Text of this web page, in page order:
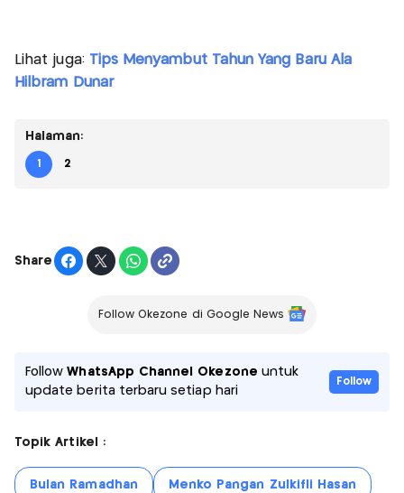
Lihat juga: Tips Menyambut Tahun Yang Baru Ala
Hilbram Dunar
Halaman:
1 2
Share
Follow Okezone di Google News
FollowWhatsApp Channel Okezone untuk
update berita terbaru setiap hari
Follow
Topik Artikel :
Bulan Ramadhan Menko Pangan Zulkifli Hasan